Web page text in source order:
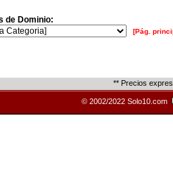
de Dominio:
[Pág.
** Precios
© 2002/2022 Solo10.com